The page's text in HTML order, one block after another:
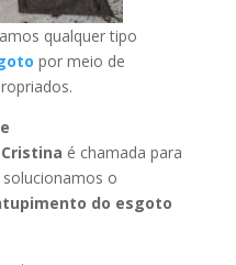
qualquer tipo
por meio de
é chamada para
o
do esgoto